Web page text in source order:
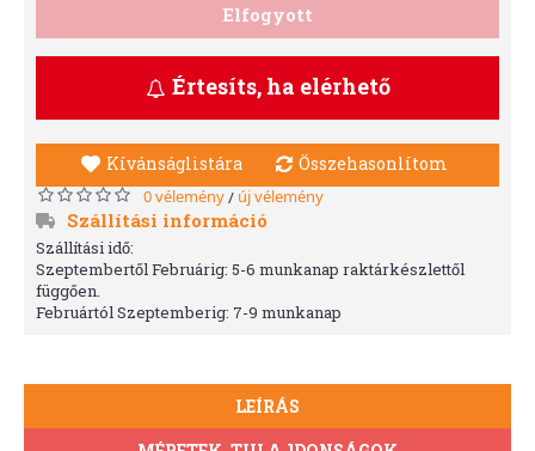
Elfogyott
Értesíts, ha elérhető
Kívánságlistára Összehasonlítom
0 vélemény/ új vélemény
Szállítási információ
Szállítási idő:
Szeptembertől Februárig: 5-6 munkanap raktárkészlettől
függően.
Februártól Szeptemberig: 7-9 munkanap
LEÍRÁS